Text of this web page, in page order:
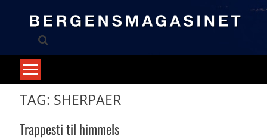
TAG: SHERPAER
Trappesti til himmels